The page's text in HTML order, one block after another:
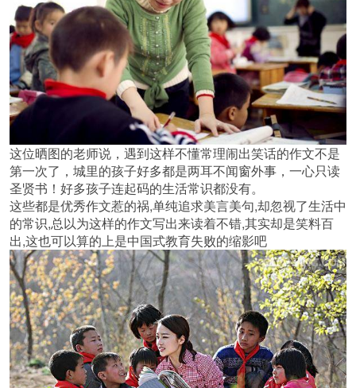
这位晒图的老师说，遇到这样不懂常理闹出笑话的作文不是
第一次了，城里的孩子好多都是两耳不闻窗外事，一心只读
圣贤书！好多孩子连起码的生活常识都没有。
这些都是优秀作文惹的祸,单纯追求美言美句,却忽视了生活中
的常识,总以为这样的作文写出来读着不错,其实却是笑料百
出,这也可以算的上是中国式教育失败的缩影吧